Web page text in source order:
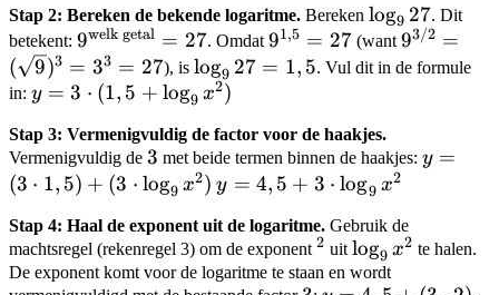
27 +
\log_9
x^2)
Stap 2: Bereken de bekende logaritme. Bereken \log_9
27
log9 27. Dit
betekent: 9^{\text{welk
getal}} = 27
9welk getal = 27. Omdat 9^{1,5}
= 27
91,5 = 27(want 9^{3/2}
93/2 =
(
9)3 = 33 = 27), is \log_9
27 =
log9 27 = 1, 5. Vul dit in de formule
in: y = 3
(1,5 +
\log_9
x^2)
y = 3 ⋅ (1, 5 + log9 x2)
Stap 3: Vermenigvuldig de factor voor de haakjes.
Vermenigvuldig de 3
3 met beide termen binnen de haakjes: y = (3
\cdot
\log_9
y =
(3 ⋅ 1, 5) + (3 ⋅ log9 x2) y =
3
\cdot
\log_9
y = 4, 5 + 3 ⋅ log9 x2
Stap 4: Haal de exponent uit de logaritme. Gebruik de
machtsregel (rekenregel 3) om de exponent ^2
2 uit \log_9
x^2
log9 x2 te halen.
De exponent komt voor de logaritme te staan en wordt